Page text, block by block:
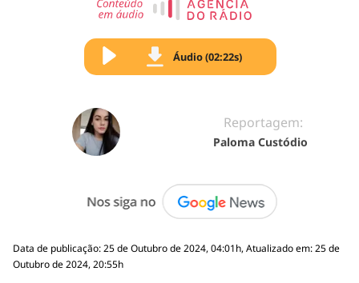
Áudio (02:22s)
Reportagem:
Paloma Custódio
Data de publicação: 25 de Outubro de 2024, 04:01h, Atualizado em: 25 de
Outubro de 2024, 20:55h